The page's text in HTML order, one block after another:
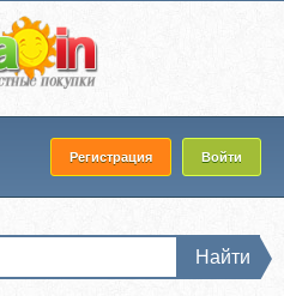
Регистрация Войти
Найти